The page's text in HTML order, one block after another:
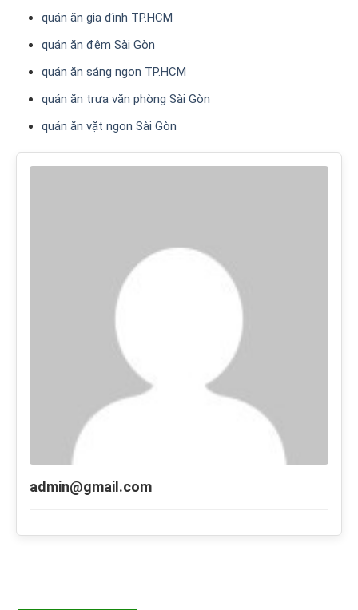
quán ăn gia đình TP.HCM
quán ăn đêm Sài Gòn
quán ăn sáng ngon TP.HCM
quán ăn trưa văn phòng Sài Gòn
quán ăn vặt ngon Sài Gòn
admin@gmail.com